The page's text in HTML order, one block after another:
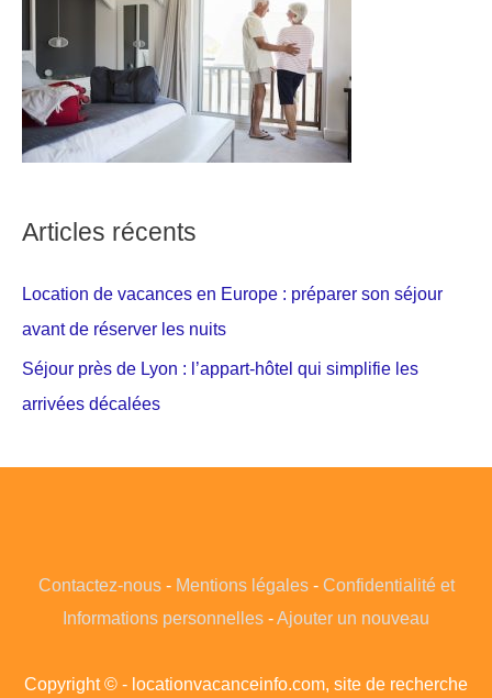
Articles récents
Location de vacances en Europe : préparer son séjour
avant de réserver les nuits
Séjour près de Lyon : l’appart-hôtel qui simplifie les
arrivées décalées
Contactez-nous- Mentions légales- Confidentialité et
Informations personnelles -Ajouter un nouveau
Copyright © - locationvacanceinfo.com, site de recherche